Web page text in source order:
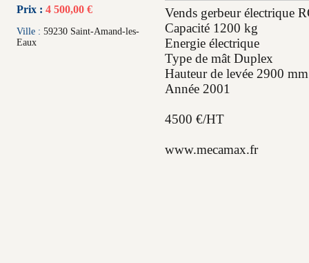
Prix : 4 500,00 €
Ville : 59230 Saint-Amand-les-
Eaux
Vends gerbeur électrique
Capacité 1200 kg
Energie électrique
Type de mât Duplex
Hauteur de levée 2900 mm
Année 2001
4500 €/HT
www.mecamax.fr